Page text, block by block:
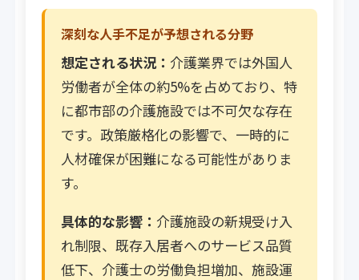
深刻な人手不足が予想される分野
想定される状況： 介護業界では外国人
労働者が全体の約5%を占めており、特
に都市部の介護施設では不可欠な存在
です。政策厳格化の影響で、一時的に
人材確保が困難になる可能性がありま
す。
具体的な影響： 介護施設の新規受け入
れ制限、既存入居者へのサービス品質
低下、介護士の労働負担増加、施設運